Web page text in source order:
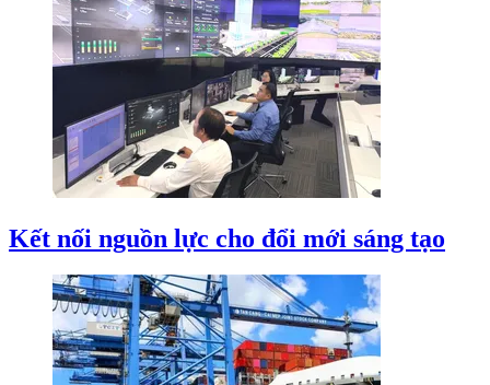
Kết nối nguồn lực cho đổi mới sáng tạo